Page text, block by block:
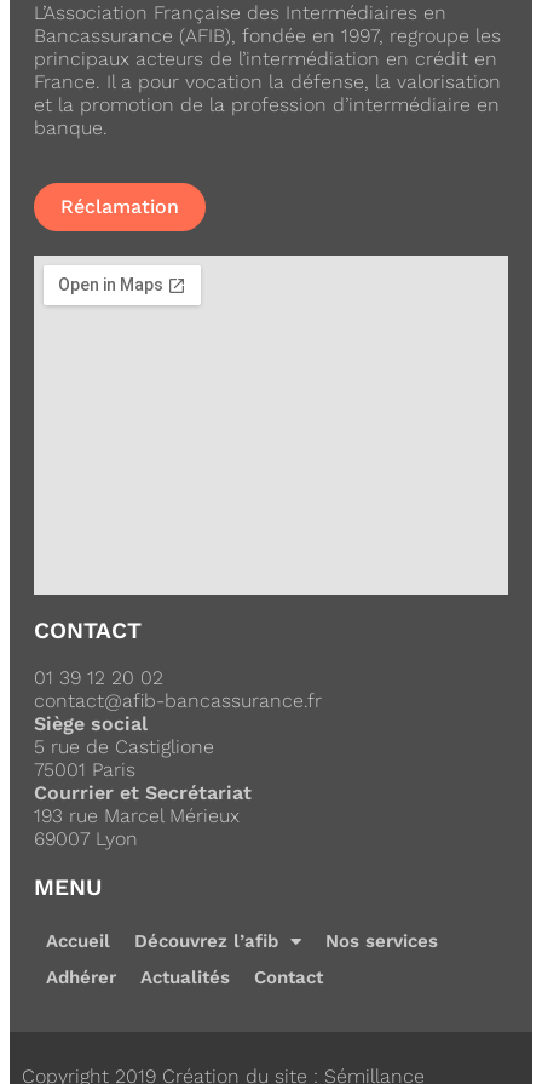
L’Association Française des Intermédiaires en
Bancassurance (AFIB), fondée en 1997, regroupe les
principaux acteurs de l’intermédiation en crédit en
France. Il a pour vocation la défense, la valorisation
et la promotion de la profession d’intermédiaire en
banque.
Réclamation
CONTACT
01 39 12 20 02
contact@afib-bancassurance.fr
Siège social
5 rue de Castiglione
75001 Paris
Courrier et Secrétariat
193 rue Marcel Mérieux
69007 Lyon
MENU
Accueil Découvrez l’afib
Nos services
Adhérer
Actualités Contact
Copyright 2019 Création du site : Sémillance